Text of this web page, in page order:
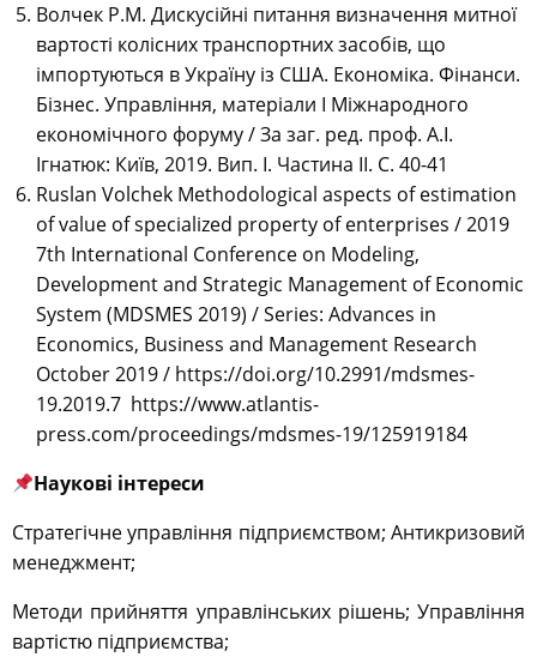
Волчек Р.М. Дискусійні питання визначення митної
вартості колісних транспортних засобів, що
імпортуються в Україну із США. Економіка. Фінанси.
Бізнес. Управління, матеріали І Міжнародного
економічного форуму / За заг. ред. проф. А.І.
Ігнатюк: Київ, 2019. Вип. І. Частина ІI. С. 40-41
Ruslan Volchek Methodological aspects of estimation
of value of specialized property of enterprises / 2019
7th International Conference on Modeling,
Development and Strategic Management of Economic
System (MDSMES 2019) / Series: Advances in
Economics, Business and Management Research
October 2019 / https://doi.org/10.2991/mdsmes-
19.2019.7 https://www.atlantis-
press.com/proceedings/mdsmes-19/125919184
Наукові інтереси
Стратегічне управління підприємством; Антикризовий
менеджмент;
Методи прийняття управлінських рішень; Управління
вартістю підприємства;